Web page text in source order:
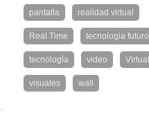
pantalla realidad virtual
Real Time tecnologia futuro
tecnología video Virtual
visuales wall